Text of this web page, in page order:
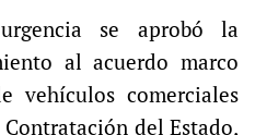
se aprobó la
al acuerdo marco
vehículos comerciales
del Estado,